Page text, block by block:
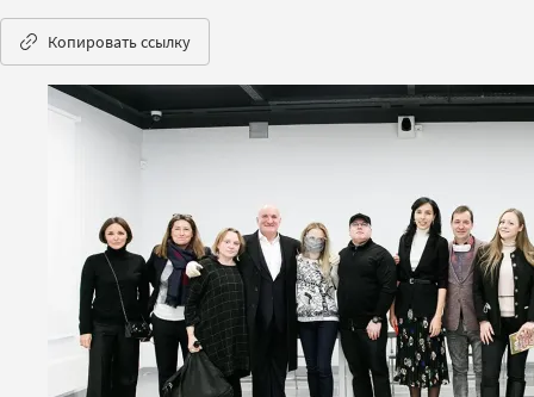
Копировать ссылку